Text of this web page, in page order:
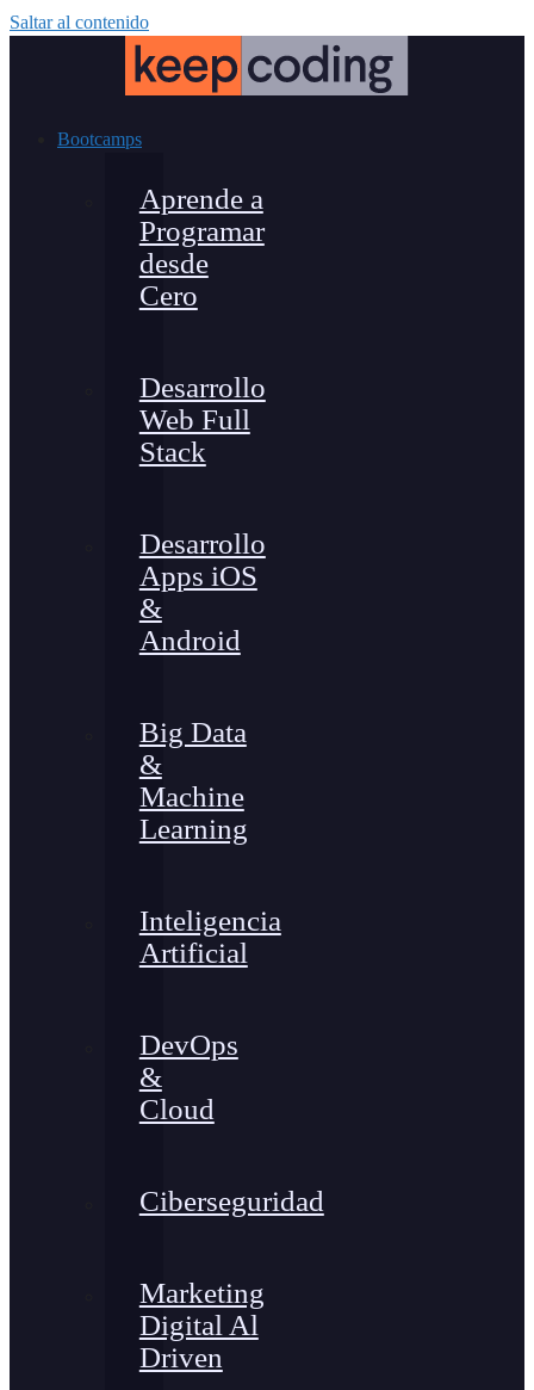
Saltar al contenido
Bootcamps
Aprende a
Programar
desde
Cero
Desarrollo
Web Full
Stack
Desarrollo
Apps iOS
&
Android
Big Data
&
Machine
Learning
Inteligencia
Artificial
DevOps
&
Cloud
Ciberseguridad
Marketing
Digital Al
Driven